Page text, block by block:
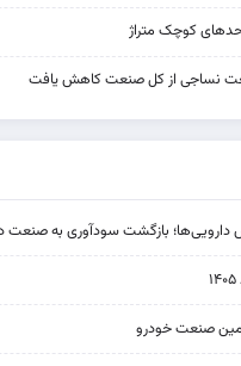
کوچک متراژ
نساجی از کل صنعت کاهش یافت
صنعت خودرو